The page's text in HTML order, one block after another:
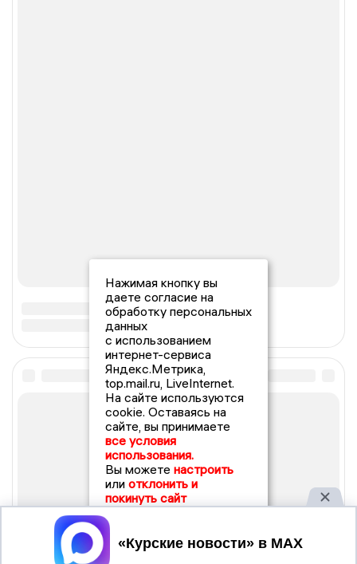
Нажимая кнопку вы
даете согласие на
обработку персональных
данных
с использованием
интернет-сервиса
Яндекс.Метрика,
top.mail.ru, LiveInternet.
На сайте используются
cookie. Оставаясь на
сайте, вы принимаете
все условия
использования.
Вы можете настроить
или отклонить и
покинуть сайт
Принять